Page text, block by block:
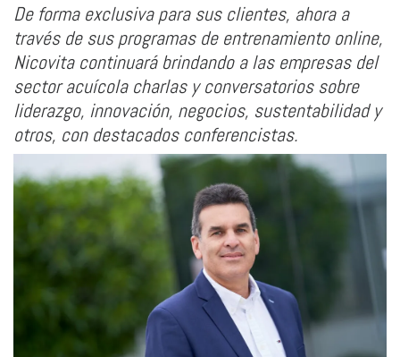
De forma exclusiva para sus clientes, ahora a
través de sus programas de entrenamiento online,
Nicovita continuará brindando alas empresas del
sector acuícola charlas y conversatorios sobre
liderazgo, innovación, negocios, sustentabilidad y
otros, con destacados conferencistas.